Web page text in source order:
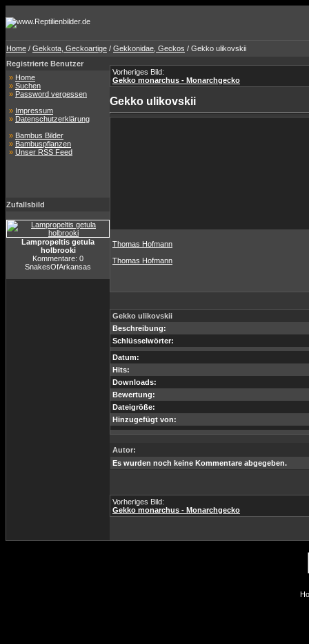
Home / Gekkota, Geckoartige / Gekkonidae, Geckos / Gekko ulikovskii
Registrierte Benutzer
» Home
» Suchen
» Password vergessen
» Impressum
» Datenschutzerklärung
» Bambus Bilder
» Bambuspflanzen
» Unser RSS Feed
Zufallsbild
Lampropeltis getula
holbrooki
Kommentare: 0
SnakesOfArkansas
Vorheriges Bild:
Gekko monarchus - Monarchgecko
Gekko ulikovskii
Thomas Hofmann
Thomas Hofmann
Gekko ulikovskii
Beschreibung:
Schlüsselwörter:
Datum:
Hits:
Downloads:
Bewertung:
Dateigröße:
Hinzugefügt von:
Autor:
Es wurden noch keine Kommentare abgegeben.
Vorheriges Bild:
Gekko monarchus - Monarchgecko